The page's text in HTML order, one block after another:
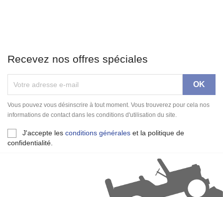
Recevez nos offres spéciales
Vous pouvez vous désinscrire à tout moment. Vous trouverez pour cela nos
informations de contact dans les conditions d'utilisation du site.
J'accepte les conditions générales et la politique de
confidentialité.